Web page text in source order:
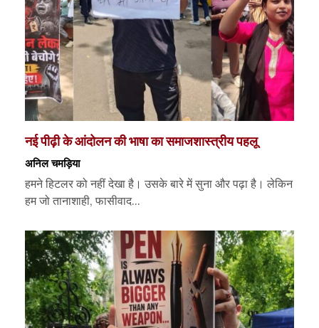
नई पीढ़ी के आंदोलन की भाषा का समाजशास्त्रीय पहलू
अनिल चमड़िया
हमने हिटलर को नहीं देखा है। उसके बारे में सुना और पढ़ा है। लेकिन
हम जो तानाशाही, फासीवाद...